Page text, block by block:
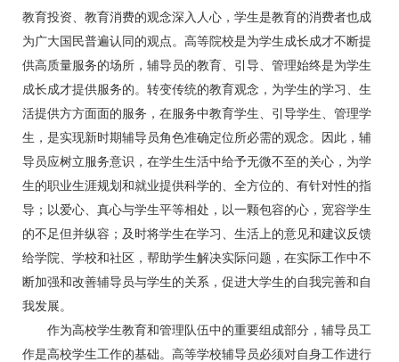
教育投资、教育消费的观念深入人心，学生是教育的消费者也成
为广大国民普遍认同的观点。高等院校是为学生成长成才不断提
供高质量服务的场所，辅导员的教育、引导、管理始终是为学生
成长成才提供服务的。转变传统的教育观念，为学生的学习、生
活提供方方面面的服务，在服务中教育学生、引导学生、管理学
生，是实现新时期辅导员角色准确定位所必需的观念。因此，辅
导员应树立服务意识，在学生生活中给予无微不至的关心，为学
生的职业生涯规划和就业提供科学的、全方位的、有针对性的指
导；以爱心、真心与学生平等相处，以一颗包容的心，宽容学生
的不足但并纵容；及时将学生在学习、生活上的意见和建议反馈
给学院、学校和社区，帮助学生解决实际问题，在实际工作中不
断加强和改善辅导员与学生的关系，促进大学生的自我完善和自
我发展。
作为高校学生教育和管理队伍中的重要组成部分，辅导员工
作是高校学生工作的基础。高等学校辅导员必须对自身工作进行